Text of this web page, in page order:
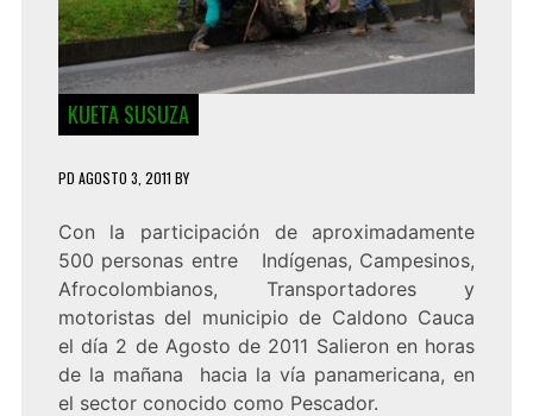
KUETA SUSUZA
PD AGOSTO 3, 2011 BY
Con la participación de aproximadamente
500 personas entre Indígenas, Campesinos,
Afrocolombianos, Transportadores y
motoristas del municipio de Caldono Cauca
el día 2 de Agosto de 2011 Salieron en horas
de la mañana hacia la vía panamericana, en
el sector conocido como Pescador.